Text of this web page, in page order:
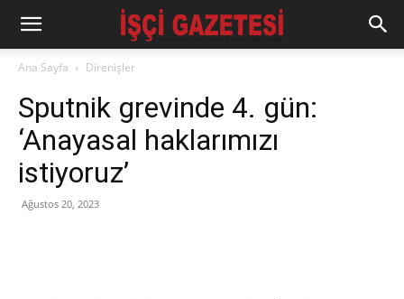
Ana Sayfa Direnişler
Sputnik grevinde 4. gün:
‘Anayasal haklarımızı
istiyoruz’
Ağustos 20, 2023